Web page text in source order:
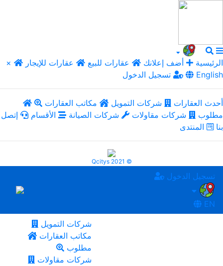
× الرئيسية أضف إعلانك عقارات للبيع
عقارات للإيجار
تسجيل الدخول
English
أحدث العقارات شركات التمويل
مكاتب العقارات
مطلوب
شركات مقاولات شركات الصيانة الأقسام
إتصل
بنا
المنتدى
Qcitys 2021 ©
تسجيل الدخول
EN
شركات التمويل
مكاتب العقارات
مطلوب
شركات مقاولات